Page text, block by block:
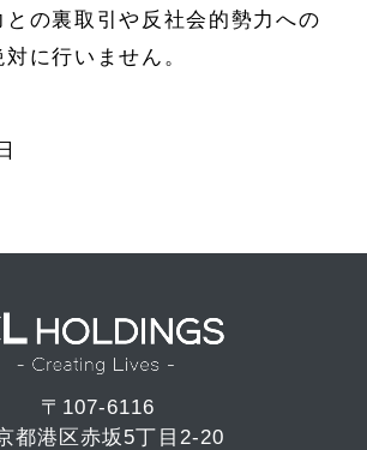
との裏取引や反社会的勢力への
に行いません。
〒107-6116
都港区赤坂5丁目2-20